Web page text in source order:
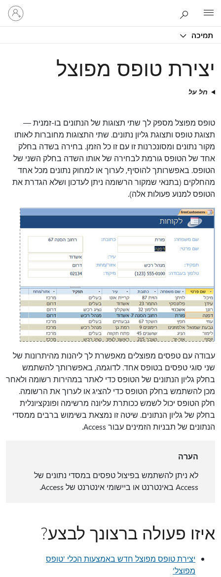
תמיכה
היכנס
לחשבון
שלך
יצירת טופס מפוצל
חל על
טופס מפוצל מספק לך שתי תצוגות של הנתונים בו-זמנית —
תצוגת טופס ותצוגת גליון נתונים. שתי התצוגות מחוברות לאותו
מקור נתונים ומסונכרנות זו עם זו כל הזמן. בחירה בשדה בחלק
אחד של הטופס גורמת לבחירה של אותו השדה בחלק השני של
הטופס. באפשרותך להוסיף, לערוך או למחוק נתונים מכל אחד
מהחלקים (בתנאי שמקור הרשומה ניתן לעדכון ושלא הגדרת את
הטופס למנוע פעולות אלה).
עבודה עם טפסים מפוצלים מאפשרת לך ליהנות מהיתרונות של
שני סוגי טפסים בטופס אחד. לדוגמה, באפשרותך להשתמש
בחלק גליון הנתונים של הטופס כדי לאתר במהירות רשומה ולאחר
מכן להשתמש בחלק הטופס כדי להציג או לערוך את הרשומה.
חלק הטופס יכול לשמש ככותרת עליונה מרשימה ופונקציונלית
בחלק של גליון הנתונים. שיטה זו נמצאת בשימוש ברבים ממסדי
הנתונים של תבניות הזמינים עבור Access.
הערה
לא ניתן להשתמש בפיצול טפסים במסדי נתונים של
Access באינטרנט או ביישומי אינטרנט של Access.
איזו פעולה ברצונך לבצע?
יצירת טופס מפוצל חדש באמצעות הכלי 'טופס
מפוצל'